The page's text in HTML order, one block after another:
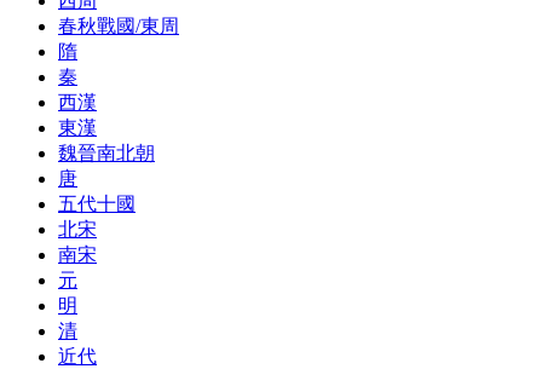
春秋戰國/東周
隋
秦
西漢
東漢
魏晉南北朝
唐
五代十國
北宋
南宋
元
明
清
近代